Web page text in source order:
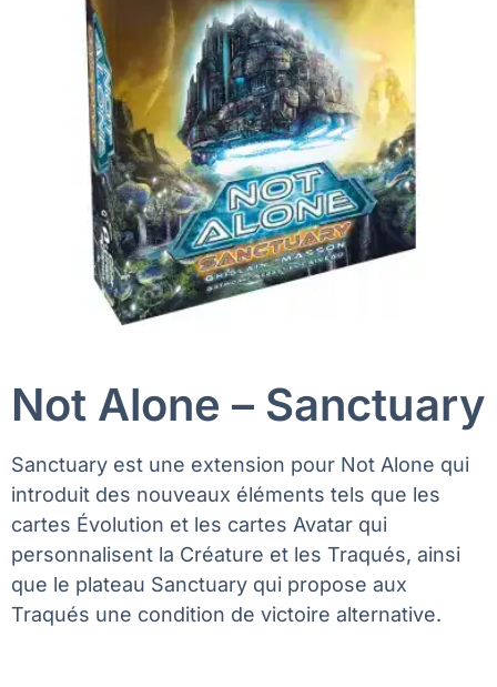
Not Alone – Sanctuary
Sanctuary est une extension pour Not Alone qui
introduit des nouveaux éléments tels que les
cartes Évolution et les cartes Avatar qui
personnalisent la Créature et les Traqués, ainsi
que le plateau Sanctuary qui propose aux
Traqués une condition de victoire alternative.